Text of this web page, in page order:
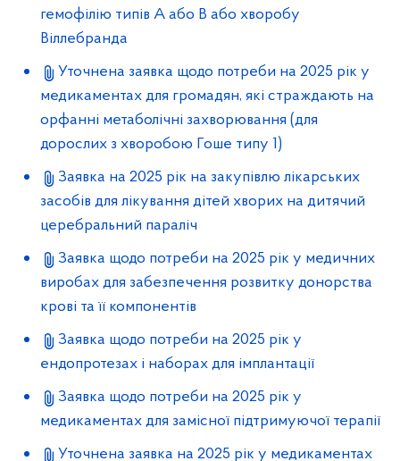
гемофілію типів А або В або хворобу
Віллебранда
Уточнена заявка щодо потреби на 2025 рік у
медикаментах для громадян, які страждають на
орфанні метаболічні захворювання (для
дорослих з хворобою Гоше типу 1)
Заявка на 2025 рік на закупівлю лікарських
засобів для лікування дітей хворих на дитячий
церебральний параліч
Заявка щодо потреби на 2025 рік у медичних
виробах для забезпечення розвитку донорства
крові та її компонентів
Заявка щодо потреби на 2025 рік у
ендопротезах і наборах для імплантації
Заявка щодо потреби на 2025 рік у
медикаментах для замісної підтримуючої терапії
Уточнена заявка на 2025 рік у медикаментах